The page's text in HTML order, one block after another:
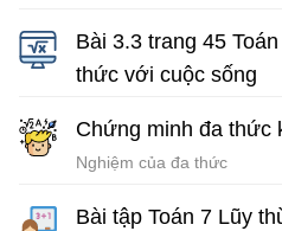
Bài 3.3 trang 45
thức với cuộc sống
Chứng minh đa thức
Nghiệm của đa thức
Bài tập Toán 7 Lũy